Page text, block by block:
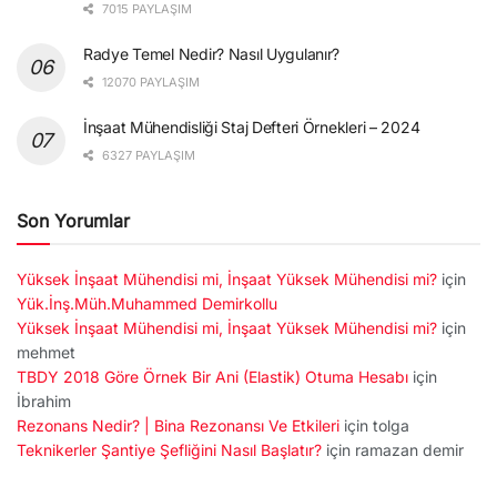
7015 PAYLAŞIM
Radye Temel Nedir? Nasıl Uygulanır?
12070 PAYLAŞIM
İnşaat Mühendisliği Staj Defteri Örnekleri – 2024
6327 PAYLAŞIM
Son Yorumlar
Yüksek İnşaat Mühendisi mi, İnşaat Yüksek Mühendisi mi? için
Yük.İnş.Müh.Muhammed Demirkollu
Yüksek İnşaat Mühendisi mi, İnşaat Yüksek Mühendisi mi? için
mehmet
TBDY 2018 Göre Örnek Bir Ani (Elastik) Otuma Hesabı için
İbrahim
Rezonans Nedir? | Bina Rezonansı Ve Etkileri için tolga
Teknikerler Şantiye Şefliğini Nasıl Başlatır? için ramazan demir